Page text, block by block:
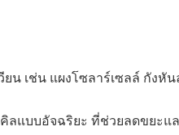
น เช่น แผงโซลาร์เซลล์ กังหั
คิลแบบอัจฉริยะ ที่ช่วยลดขยะแ